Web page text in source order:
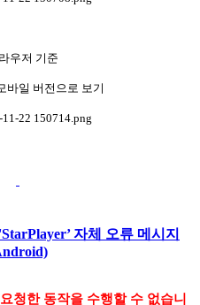
우저 기준
바일 버전으로 보기
자체 오류 메시지
청한 동작을 수행할 수 없습니